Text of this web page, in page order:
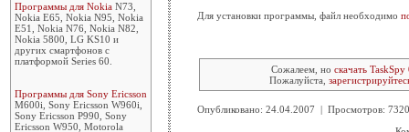
Программы для Nokia N73,
Nokia E65, Nokia N95, Nokia
E51, Nokia N76, Nokia N82,
Nokia 5800, LG KS10 и
других смартфонов с
платформой Series 60.
Программы для Sony Ericsson
M600i, Sony Ericsson W960i,
Sony Ericsson P990, Sony
Ericsson W950, Motorola
Для установки программы, файл необходимо
Сожалеем, но скачать TaskSpy
Пожалуйста,
Опубликовано: 24.04.2007 | Просмотров: